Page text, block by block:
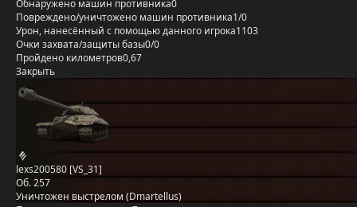
Обнаружено машин противника0
Повреждено/уничтожено машин противника1/0
Урон, нанесённый с помощью данного игрока1103
Очки захвата/защиты базы0/0
Пройдено километров0,67
Закрыть
lexs200580 [VS_31]
Об. 257
Уничтожен выстрелом (Dmartellus)